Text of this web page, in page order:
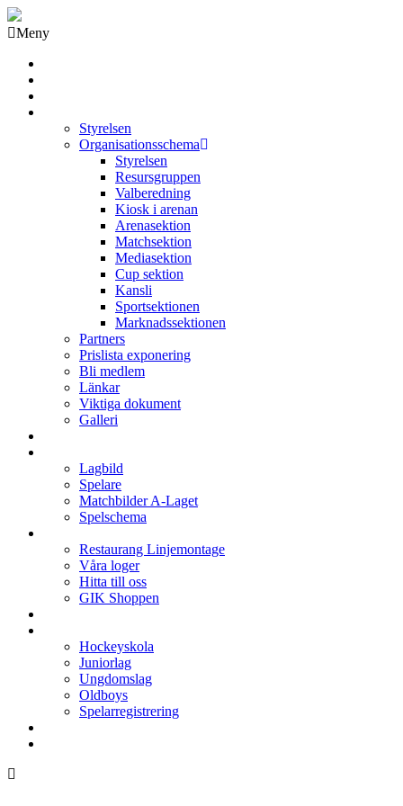
Meny
Styrelsen
Organisationsschema
Styrelsen
Resursgruppen
Valberedning
Kiosk i arenan
Arenasektion
Matchsektion
Mediasektion
Cup sektion
Kansli
Sportsektionen
Marknadssektionen
Partners
Prislista exponering
Bli medlem
Länkar
Viktiga dokument
Galleri
Lagbild
Spelare
Matchbilder A-Laget
Spelschema
Restaurang Linjemontage
Våra loger
Hitta till oss
GIK Shoppen
Hockeyskola
Juniorlag
Ungdomslag
Oldboys
Spelarregistrering